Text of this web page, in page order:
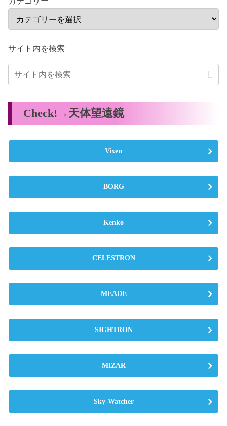
サイト内を検索
Check!→天体望遠鏡
Vixen
BORG
Kenko
CELESTRON
MEADE
SIGHTRON
MIZAR
Sky-Watcher